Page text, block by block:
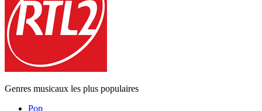
Genres musicaux les plus populaires
Pop